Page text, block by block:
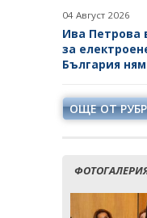
04 Август 2026
Ива Петрова
за
България
ОЩЕ ОТ